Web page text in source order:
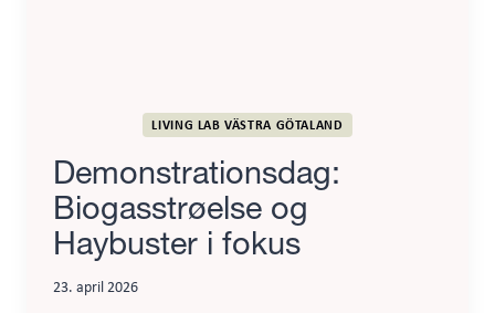
LIVING LAB VÄSTRA GÖTALAND
Demonstrationsdag:
Biogasstrøelse og
Haybuster i fokus
23. april 2026